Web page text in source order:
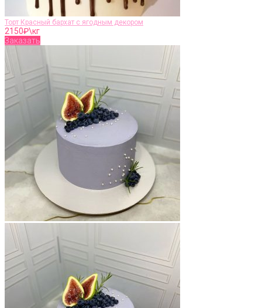
Торт Красный бархат с ягодным декором
2150₽\кг
Заказать